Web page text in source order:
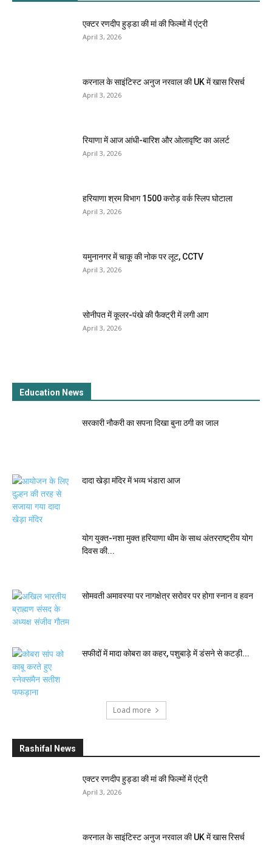
एक्टर रणदीप हुड्डा की मां की फिल्मों में एंट्री
April 3, 2026
करनाल के साइंटिस्ट अनुज नरवाल की UK में खास रिसर्च
April 3, 2026
रियाणा में आज आंधी-बारिश और ओलावृष्टि का अलर्ट
April 3, 2026
हरियाणा श्रम विभाग 1500 करोड़ वर्क स्लिप घोटाला
April 3, 2026
यमुनानगर में चाकू की नोक पर लूट, CCTV
April 3, 2026
सोनीपत में कूलर-पंखे की फैक्ट्री में लगी आग
April 3, 2026
Education News
सरकारी नौकरी का सपना दिखा बुना ठगी का जाल
दादा खेड़ा मंदिर में भव्य भंडारा आज
योग युक्त-नशा मुक्त हरियाणा थीम के साथ अंतरराष्ट्रीय योग
दिवस की...
सोमवती अमावस्या पर नागक्षेत्र सरोवर पर होगा स्नान व हवन
सफीदों में मादा कोबरा का कहर, पशुबाड़े में डंसने से कटड़ी...
Load more
Rashifal News
एक्टर रणदीप हुड्डा की मां की फिल्मों में एंट्री
April 3, 2026
करनाल के साइंटिस्ट अनुज नरवाल की UK में खास रिसर्च